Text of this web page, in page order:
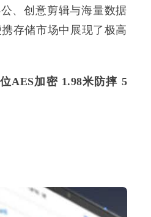
、创意剪辑与海量数据
存储市场中展现了极高
AES加密 1.98米防摔 5